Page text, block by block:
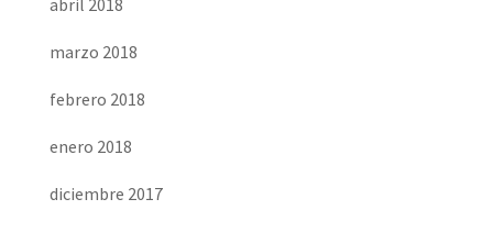
marzo 2018
febrero 2018
enero 2018
diciembre 2017